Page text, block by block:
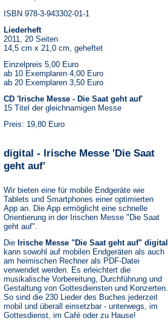
ISBN 978-3-943302-01-1
Liederheft
2011, 20 Seiten
14,5 cm x 21,0 cm, geheftet
Einzelpreis 5,00 Euro
ab 10 Exemplaren 4,00 Euro
ab 20 Exemplaren 3,50 Euro
CD 'Irische Messe - Die Saat geht auf'
15 Titel der gleichnamigen Messe
Preis: 19,80 Euro
digital - Irische Messe 'Die Saat
geht auf'
Wir bieten eine für mobile Endgeräte wie
Tablets und Smartphones einer optimierten
App an. Die App ermöglicht eine schnelle
Orientierung in der Irischen Messe "Die Saat
geht auf".
Die Irische Messe "Die Saat geht auf" digital
kann sowohl auf mobilen Endgeräten als auch
am heimischen Rechner als PDF-Datei
verwendet werden. Es erleichtert die
musikalische Vorbereitung, Durchführung und
Gestaltung von Gottesdiensten und Konzerten.
So sind die 230 Lieder des Buches jederzeit
mobil und überall einsetzbar - unterwegs, im
Gottesdienst, im Café oder zu Hause!